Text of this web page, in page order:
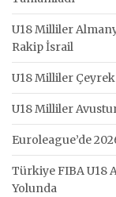
U18 Milliler
Rakip İsrail
U18 Milliler
U18 Milliler
Euroleague’de
Türkiye FIBA U18
Yolunda